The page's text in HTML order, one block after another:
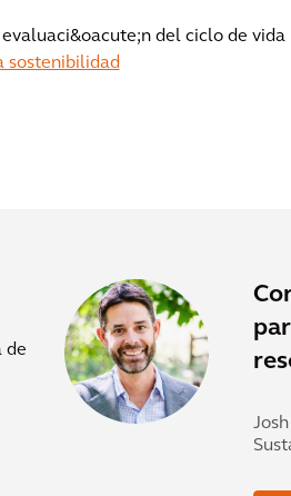
del ciclo de vida
sostenibilidad
de